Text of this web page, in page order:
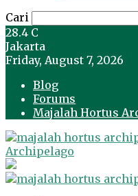
Cari
28.4 C
Jakarta
Friday, August 7, 2026
Blog
Forums
Majalah Hortus
Archipelago